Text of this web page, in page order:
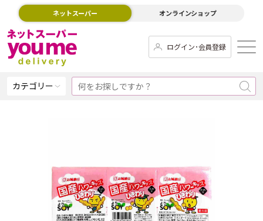
ネットスーパー オンラインショップ
ログイン･会員登録
カテゴリー